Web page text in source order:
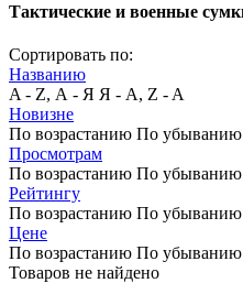
Тактические и военные
Сортировать по:
Названию
A - Z, А - Я Я - А, Z - A
Новизне
По возрастанию По убыванию
Просмотрам
По возрастанию По убыванию
Рейтингу
По возрастанию По убыванию
Цене
По возрастанию По убыванию
Товаров не найдено